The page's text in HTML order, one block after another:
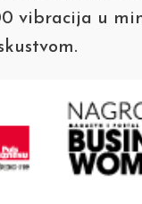
vibracija u